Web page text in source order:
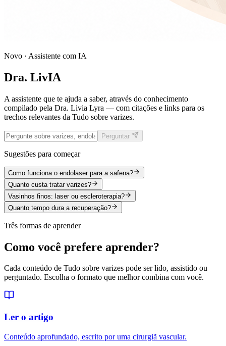
Novo · Assistente com IA
Dra. LivIA
A assistente que te ajuda a saber, através do conhecimento
compilado pela Dra. Livia Lyra — com citações e links para os
trechos relevantes da Tudo sobre varizes.
Perguntar
Sugestões para começar
Como funciona o endolaser para a safena?
Quanto custa tratar varizes?
Vasinhos finos: laser ou escleroterapia?
Quanto tempo dura a recuperação?
Três formas de aprender
Como você prefere aprender?
Cada conteúdo de Tudo sobre varizes pode ser lido, assistido ou
perguntado. Escolha o formato que melhor combina com você.
Ler o artigo
Conteúdo aprofundado, escrito por uma cirurgiã vascular.